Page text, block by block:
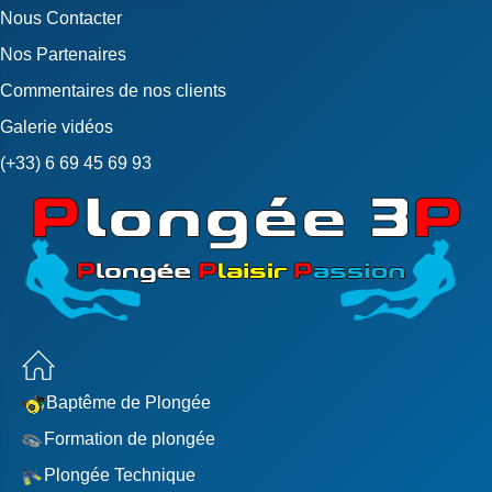
Nous Contacter
Nos Partenaires
Commentaires de nos clients
Galerie vidéos
(+33) 6 69 45 69 93
Plongée3p
Baptême de Plongée
Formation de plongée
Plongée Technique